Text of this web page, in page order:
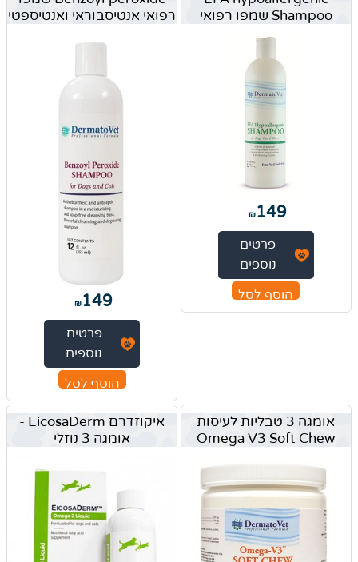
Shampoo שמפו רפואי
₪149
פרטים
נוספים
הוסף לסל
רפואי אנטיסבוראי ואנטיספטי
₪149
פרטים
נוספים
הוסף לסל
אומגה 3 טבליות לעיסות
Omega V3 Soft Chew
איקוזדרם EicosaDerm -
אומגה 3 נוזלי